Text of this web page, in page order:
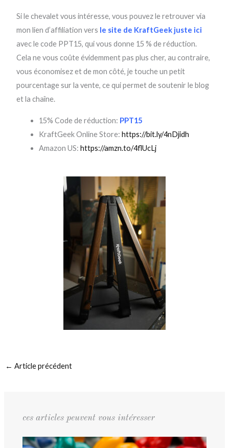
Si le chevalet vous intéresse, vous pouvez le retrouver via
mon lien d’affiliation vers le site de KraftGeek juste ici
avec le code PPT15, qui vous donne 15 % de réduction.
Cela ne vous coûte évidemment pas plus cher, au contraire,
vous économisez et de mon côté, je touche un petit
pourcentage sur la vente, ce qui permet de soutenir le blog
et la chaîne.
15% Code de réduction: PPT15
KraftGeek Online Store:https://bit.ly/4nDjidh
Amazon US:https://amzn.to/4flUcLj
← Article précédent
ces articles peuvent vous intéresser